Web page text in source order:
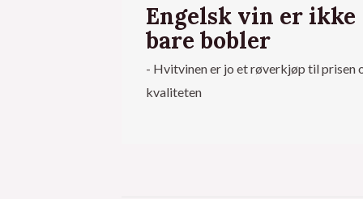
Engelsk vin er ikke
bare bobler
- Hvitvinen er jo et røverkjøp til prisen
kvaliteten